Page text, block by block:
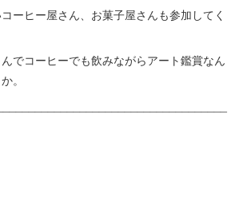
ーヒー屋さん、お菓子屋さんも参加してく
でコーヒーでも飲みながらアート鑑賞なん
。